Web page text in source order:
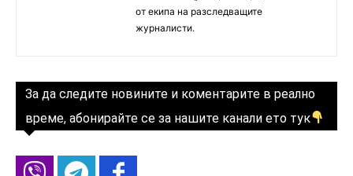
от екипа на разследващите
журналисти.
За да следите новините и коментарите в реално
време, абонирайте се за нашите канали ето тук